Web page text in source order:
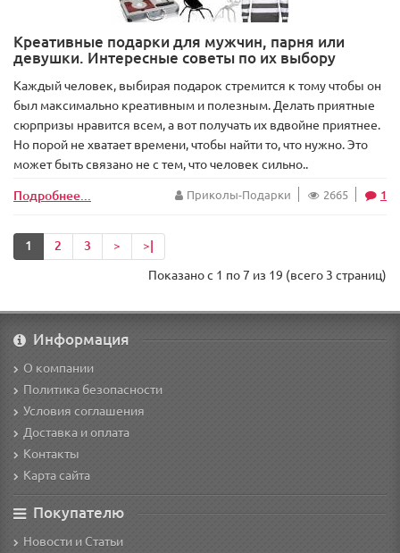
Креативные подарки для мужчин, парня или
девушки. Интересные советы по их выбору
Каждый человек, выбирая подарок стремится к тому чтобы он
был максимально креативным и полезным. Делать приятные
сюрпризы нравится всем, а вот получать их вдвойне приятнее.
Но порой не хватает времени, чтобы найти то, что нужно. Это
может быть связано не с тем, что человек сильно..
Подробнее... Приколы-Подарки 2665 1
1 2 3 > >|
Показано с 1 по 7 из 19 (всего 3 страниц)
Информация
О компании
Политика безопасности
Условия соглашения
Доставка и оплата
Контакты
Карта сайта
Покупателю
Новости и Статьи